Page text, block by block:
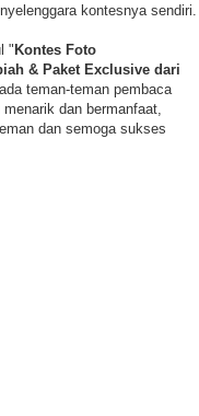
kontesnya sendiri.
"Kontes Foto
& Paket Exclusive dari
teman-teman pembaca
dan bermanfaat,
dan semoga sukses